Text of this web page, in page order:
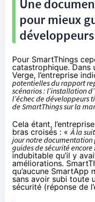
Une
pour mieux
développeurs
Pour SmartThings
catastrophique. Dans
Verge, l’entreprise
potentielles du rapport
scénarios : l’installation
l’échec de développeurs
de SmartThings sur la
Cela étant,
bras croisés : «À la
jour notre documentation
guides de sécurité
indubitable qu’il y
améliorations.
qu’aucune SmartApp
sans avoir subi toute
sécurité (réponse de